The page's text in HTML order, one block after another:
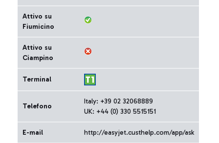
Attivo su
Fiumicino
Attivo su
Ciampino
Terminal
Telefono
Italy: +39 02 32068889
UK: +44 (0) 330 5515151
E-mail http://easyjet.custhelp.com/app/ask